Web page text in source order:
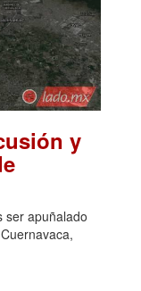
y
ser apuñalado